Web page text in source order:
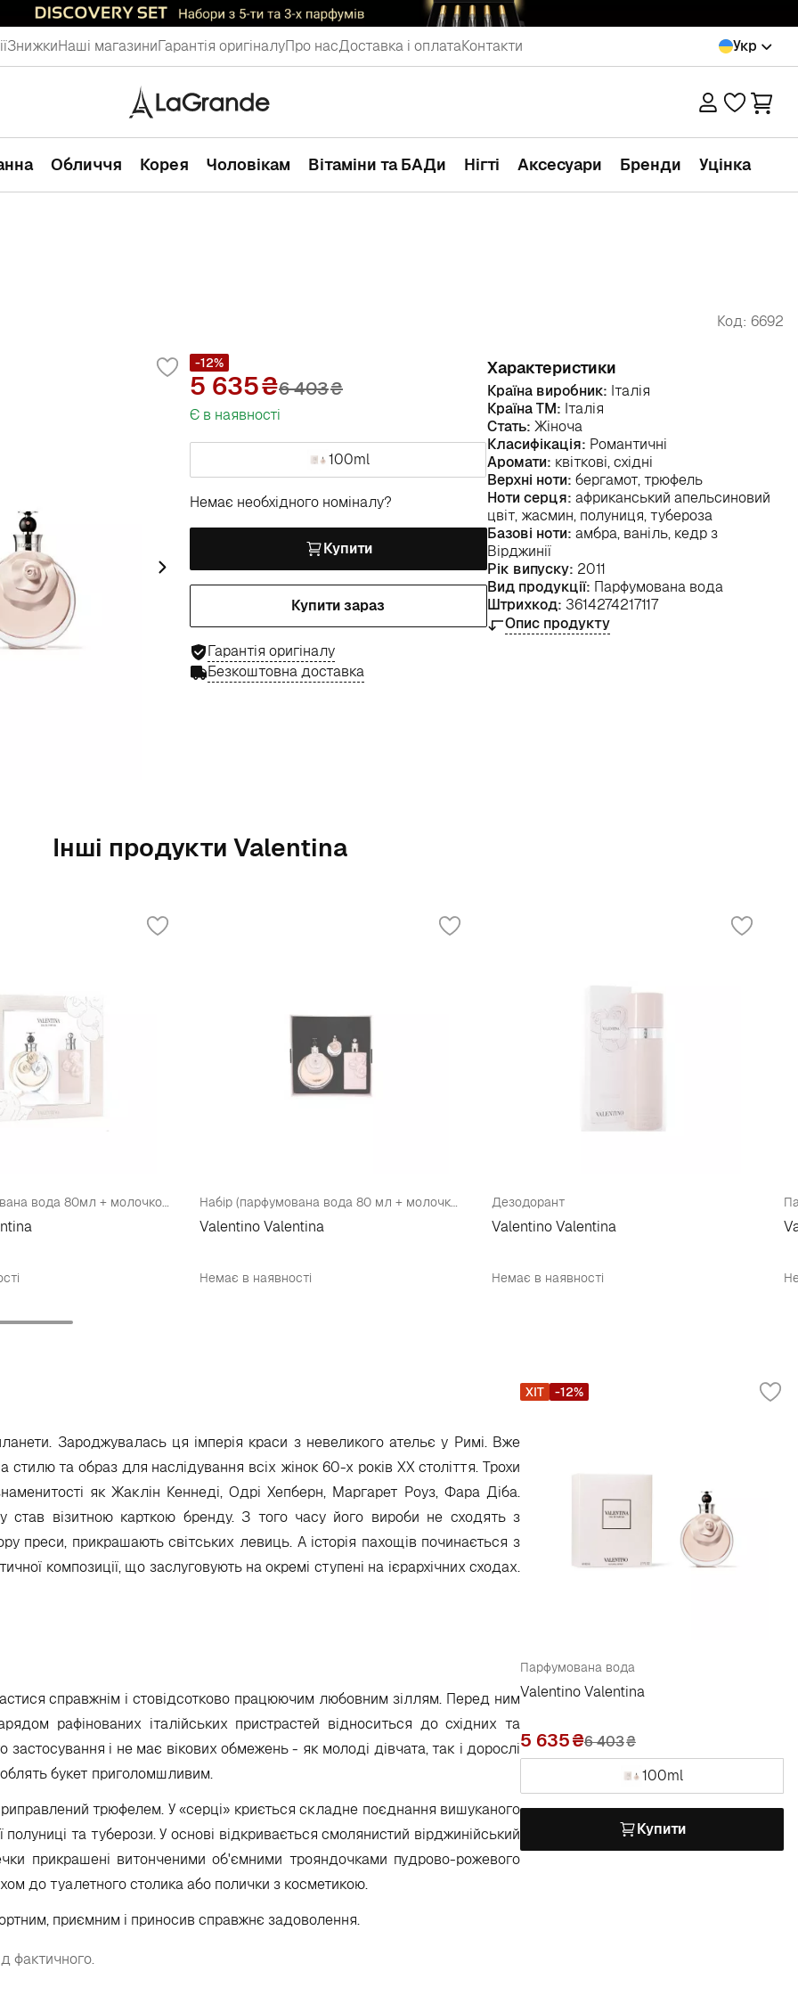
ЗнижкиНаші магазиниГарантія оригіналуПро насДоставка і оплатаКонтакти Укр
Обличчя Корея Чоловікам Вітаміни та БАДи Нігті Аксесуари Бренди Уцінка
Код: 6692
-12%
5 635 6 403₴
Є в наявності
100ml
Немає необхідного номіналу?
Купити
Купити зараз
Гарантія оригіналу
Безкоштовна доставка
Характеристики
Країна виробник: Італія
Країна ТМ: Італія
Стать: Жіноча
Класифікація: Романтичні
Аромати: квіткові, східні
Верхні ноти: бергамот, трюфель
Ноти серця: африканський апельсиновий
цвіт, жасмин, полуниця, тубероза
Базові ноти: амбра, ваніль, кедр з
Вірджинії
Рік випуску: 2011
Вид продукції: Парфумована вода
Штрихкод: 3614274217117
Опис продукту
Інші продукти Valentina
Набір (парфумована вода 80мл + молочко для тіла 200мл) Набір (парфумована вода 80 мл + молочко для тіла 100 мл + парфумована вода 4 мл)
Valentino Valentina
Немає в наявності
Дезодорант
Valentino Valentina
Немає в наявності
Зароджувалась ця імперія краси з невеликого ательє у Римі. Вже
стилю та образ для наслідування всіх жінок 60-х років ХХ століття. Трохи
як Жаклін Кеннеді, Одрі Хепберн, Маргарет Роуз, Фара Діба.
став візитною карткою бренду. З того часу його вироби не сходять з
преси, прикрашають світських левиць. А історія пахощів починається з
композиції, що заслуговують на окремі ступені на ієрархічних сходах.
справжнім і стовідсотково працюючим любовним зіллям. Перед ним
рафінованих італійських пристрастей відноситься до східних та
застосування і не має вікових обмежень - як молоді дівчата, так і дорослі
букет приголомшливим.
трюфелем. У «серці» криється складне поєднання вишуканого
та туберози. У основі відкривається смолянистий вірджинійський
прикрашені витонченими об'ємними трояндочками пудрово-рожевого
до туалетного столика або полички з косметикою.
приємним і приносив справжнє задоволення.
фактичного.
Парфумована вода
Valentino Valentina
5 635 6 403₴
100ml
Купити
ХІТ -12%